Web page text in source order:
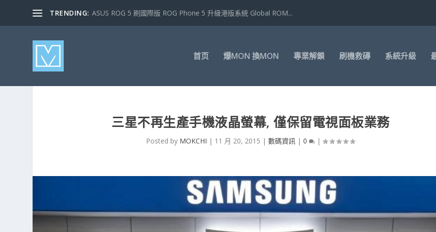
TRENDING: ASUS ROG 5 刷國際版 ROG Phone 5 升級港版系統 Global ROM...
首页 爆MON 換MON 專業解鎖 刷機救磚 系統升級
三星不再生產手機液晶螢幕, 僅保留電視面板業務
Posted by MOKCHI | 11 月 20, 2015 |數碼資訊 |0 |